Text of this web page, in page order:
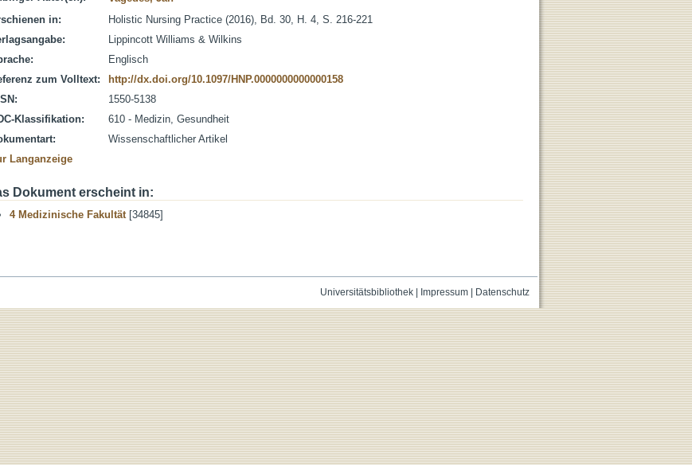
in:
Holistic Nursing Practice (2016), Bd. 30, H. 4, S. 216-221
Lippincott Williams & Wilkins
Englisch
zum Volltext:
http://dx.doi.org/10.1097/HNP.0000000000000158
1550-5138
Klassifikation:
610 - Medizin, Gesundheit
Wissenschaftlicher Artikel
Langanzeige
Dokument erscheint in:
4 Medizinische Fakultät[34845]
Universitätsbibliothek| Impressum| Datenschutz